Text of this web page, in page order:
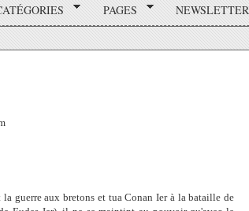
PAGES NEWSLETTER
guerre aux bretons et tua Conan Ier à la bataille de